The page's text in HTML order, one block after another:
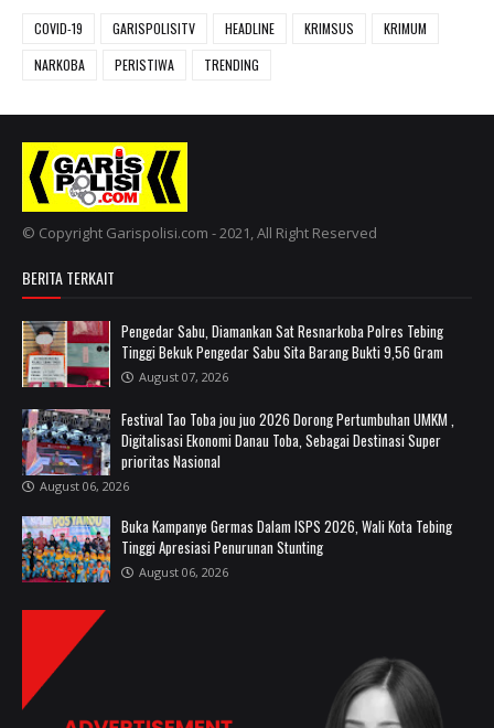
COVID-19 GARISPOLISITV HEADLINE KRIMSUS
KRIMUM
NARKOBA
PERISTIWA TRENDING
© Copyright Garispolisi.com - 2021, All Right Reserved
BERITA TERKAIT
Pengedar Sabu, Diamankan Sat Resnarkoba Polres Tebing
Tinggi Bekuk Pengedar Sabu Sita Barang Bukti 9,56 Gram
August 07, 2026
Festival Tao Toba jou juo 2026 Dorong Pertumbuhan UMKM ,
Digitalisasi Ekonomi Danau Toba, Sebagai Destinasi Super
prioritas Nasional
August 06, 2026
Buka Kampanye Germas Dalam ISPS 2026, Wali Kota Tebing
Tinggi Apresiasi Penurunan Stunting
August 06, 2026